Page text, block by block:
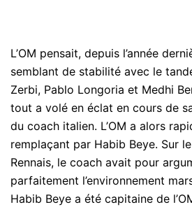
L’OM pensait, depuis l’année
semblant de stabilité avec le
Zerbi, Pablo Longoria et Medhi
tout a volé en éclat en cours de
du coach italien. L’OM a alors
remplaçant par Habib Beye. Sur
Rennais, le coach avait pour
parfaitement l’environnement
Habib Beye a été capitaine de